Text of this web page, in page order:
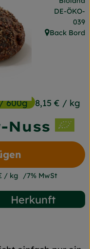
Nuss
600g 8,15 € / kg
,
DE-ÖKO-
039
, Herkunft:
Back Bord
zum Warenkorb
/ kg 7% MwSt
Herkunft